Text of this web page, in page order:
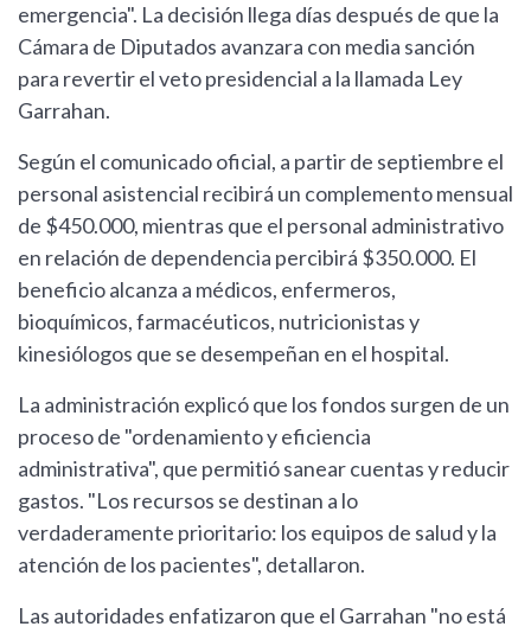
emergencia". La decisión llega días después de que la
Cámara de Diputados avanzara con media sanción
para revertir el veto presidencial a la llamada Ley
Garrahan.
Según el comunicado oficial, a partir de septiembre el
personal asistencial recibirá un complemento mensual
de $450.000, mientras que el personal administrativo
en relación de dependencia percibirá $350.000. El
beneficio alcanza a médicos, enfermeros,
bioquímicos, farmacéuticos, nutricionistas y
kinesiólogos que se desempeñan en el hospital.
La administración explicó que los fondos surgen de un
proceso de "ordenamiento y eficiencia
administrativa", que permitió sanear cuentas y reducir
gastos. "Los recursos se destinan a lo
verdaderamente prioritario: los equipos de salud y la
atención de los pacientes", detallaron.
Las autoridades enfatizaron que el Garrahan "no está